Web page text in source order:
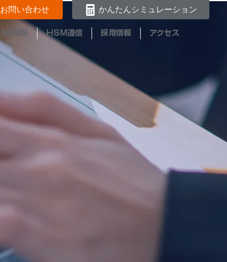
お問い合わせ かんたんシミュレーション
NEWS HSM通信 採用情報 アクセス